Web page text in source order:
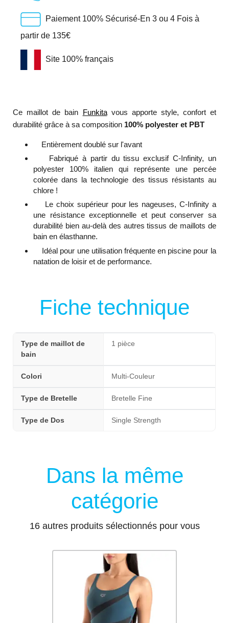
Paiement 100% Sécurisé-En 3 ou 4 Fois à
partir de 135€
Site 100% français
Ce maillot de bain Funkitavous apporte style, confort et
durabilité grâce à sa composition 100% polyester et PBT
Entièrement doublé sur l'avant
Fabriqué à partir du tissu exclusif C-Infinity, un
polyester 100% italien qui représente une percée
colorée dans la technologie des tissus résistants au
chlore !
Le choix supérieur pour les nageuses, C-Infinity a
une résistance exceptionnelle et peut conserver sa
durabilité bien au-delà des autres tissus de maillots de
bain en élasthanne.
Idéal pour une utilisation fréquente en piscine pour la
natation de loisir et de performance.
Fiche technique
Type de maillot de
bain
1 pièce
Colori Multi-Couleur
Type de Bretelle Bretelle Fine
Type de Dos Single Strength
Dans la même
catégorie
16 autres produits sélectionnés pour vous